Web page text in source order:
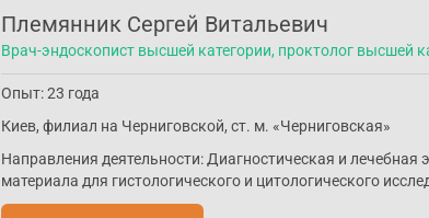
Племянник Сергей Витальевич
Врач-эндоскопист высшей категории, проктолог высшей
Опыт: 23 года
Киев, филиал на Черниговской, ст. м. «Черниговская»
Направления деятельности: Диагностическая и
материала для гистологического и цитологического